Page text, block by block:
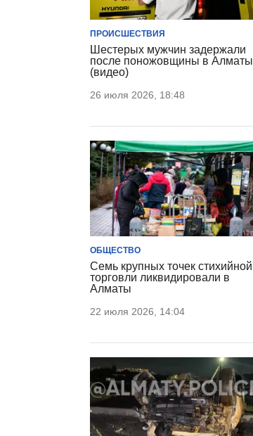
ПРОИСШЕСТВИЯ
Шестерых мужчин задержали
после поножовщины в Алматы
(видео)
26 июля 2026, 18:48
ОБЩЕСТВО
Семь крупных точек стихийной
торговли ликвидировали в
Алматы
22 июля 2026, 14:04